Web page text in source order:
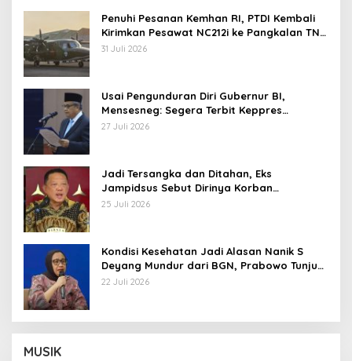
Penuhi Pesanan Kemhan RI, PTDI Kembali
Kirimkan Pesawat NC212i ke Pangkalan TNI
AU
31 Juli 2026
Usai Pengunduran Diri Gubernur BI,
Mensesneg: Segera Terbit Keppres
Pemberhentian dengan Hormat
27 Juli 2026
Jadi Tersangka dan Ditahan, Eks
Jampidsus Sebut Dirinya Korban
Kriminalisasi
25 Juli 2026
Kondisi Kesehatan Jadi Alasan Nanik S
Deyang Mundur dari BGN, Prabowo Tunjuk
Wamentan Sudaryono
22 Juli 2026
MUSIK